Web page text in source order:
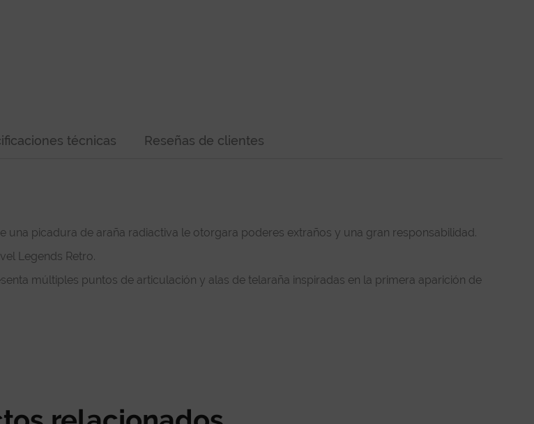
técnicas Reseñas de clientes
una picadura de araña radiactiva le otorgara poderes extraños y una gran responsabilidad.
Legends Retro.
múltiples puntos de articulación y alas de telaraña inspiradas en la primera aparición de